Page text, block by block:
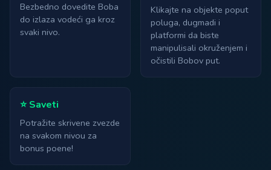
Bezbedno dovedite Boba
do izlaza vodeći ga kroz
svaki nivo.
Klikajte na objekte poput
poluga, dugmadi i
platformi da biste
manipulisali okruženjem i
očistili Bobov put.
⭐ Saveti
Potražite skrivene zvezde
na svakom nivou za
bonus poene!